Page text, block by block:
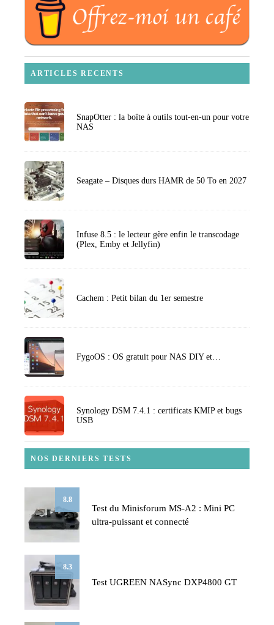
ARTICLES RECENTS
SnapOtter : la boîte à outils tout-en-un pour votre
NAS
Seagate – Disques durs HAMR de 50 To en 2027
Infuse 8.5 : le lecteur gère enfin le transcodage
(Plex, Emby et Jellyfin)
Cachem : Petit bilan du 1er semestre
FygoOS : OS gratuit pour NAS DIY et…
Synology DSM 7.4.1 : certificats KMIP et bugs
USB
NOS DERNIERS TESTS
8.8
Test du Minisforum MS-A2 : Mini PC
ultra-puissant et connecté
8.3
Test UGREEN NASync DXP4800 GT